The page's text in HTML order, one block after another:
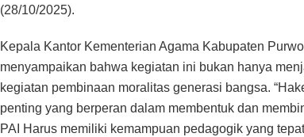
(28/10/2025).
Kepala Kantor Kementerian Agama Kabupaten
menyampaikan bahwa kegiatan ini bukan hanya
kegiatan pembinaan moralitas generasi bangsa.
penting yang berperan dalam membentuk dan
PAI Harus memiliki kemampuan pedagogik yang